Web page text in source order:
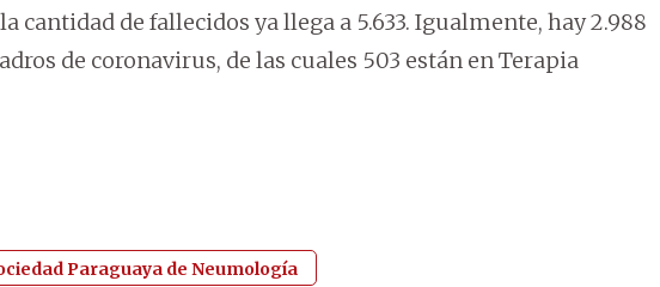
cantidad de fallecidos ya llega a 5.633. Igualmente, hay 2.988
de coronavirus, de las cuales 503 están en Terapia
Paraguaya de Neumología